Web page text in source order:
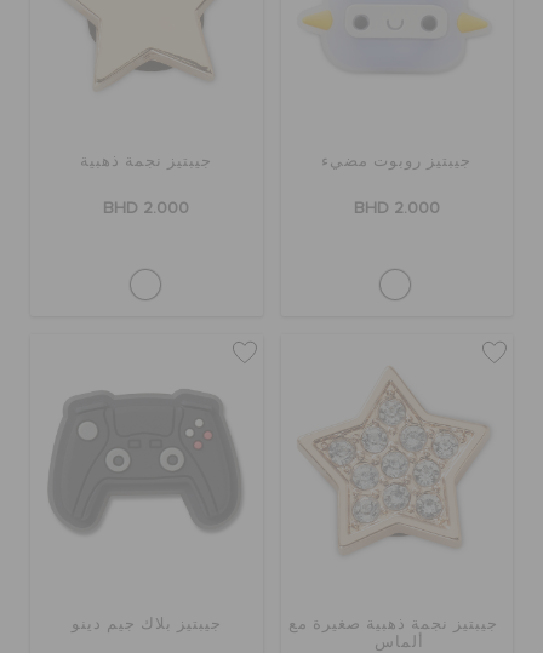
تحديد موقع المتجر
الطلبيات المرتجعة
جيبتيز روبوت مضيء
BHD 2.000
جيبتيز نجمة ذهبية
BHD 2.000
جيبتيز نجمة ذهبية صغيرة مع
ألماس
جيبتيز بلاك جيم دينو